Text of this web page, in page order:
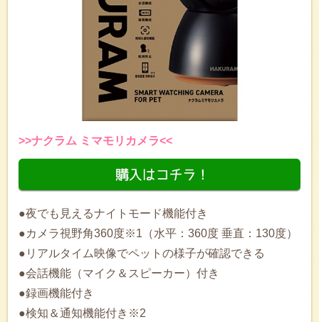
>>ナクラム ミマモリカメラ<<
●夜でも見えるナイトモード機能付き
●カメラ視野角360度※1（水平：360度 垂直：130度）
●リアルタイム映像でペットの様子が確認できる
●会話機能（マイク＆スピーカー）付き
●録画機能付き
●検知＆通知機能付き※2